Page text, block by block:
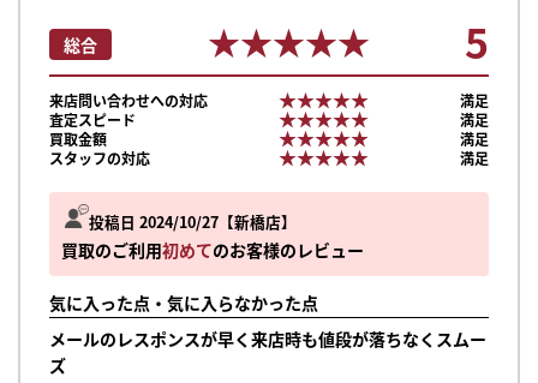
投稿日 2024/10/27 新橋店
買取のご利用初めてのお客様のレビュー
気に入った点・気に入らなかった点
メールのレスポンスが早く来店時も値段が落ちなくスムー
ズ
総合 ★★★★★
★★★★★ 5
来店問い合わせへの対応 ★★★★★
★★★★★
満足
査定スピード
★★★★★
★★★★★
満足
買取金額
★★★★★
★★★★★
満足
スタッフの対応
★★★★★
★★★★★ 満足